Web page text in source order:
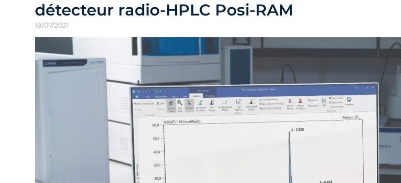
détecteur radio-HPLC Posi-RAM
19/07/2021